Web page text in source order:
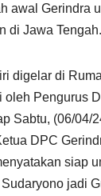
awal Gerindra
di Jawa Tengah.
digelar di
oleh Pengurus
Sabtu, (06/04/
DPC
siap
jadi